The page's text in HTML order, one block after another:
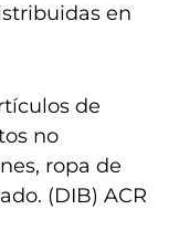
en
de
no
ropa de
(DIB) ACR